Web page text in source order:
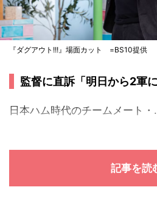
『ダグアウト!!!』場面カット =BS10提供
監督に直訴「明日から2軍
日本ハム時代のチームメート・
記事を読